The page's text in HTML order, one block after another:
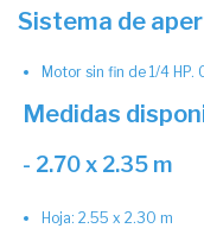
Sistema de
Motor sin fin de 1/4
Medidas
- 2.70 x 2.35 m
Hoja: 2.55 x 2.30 m